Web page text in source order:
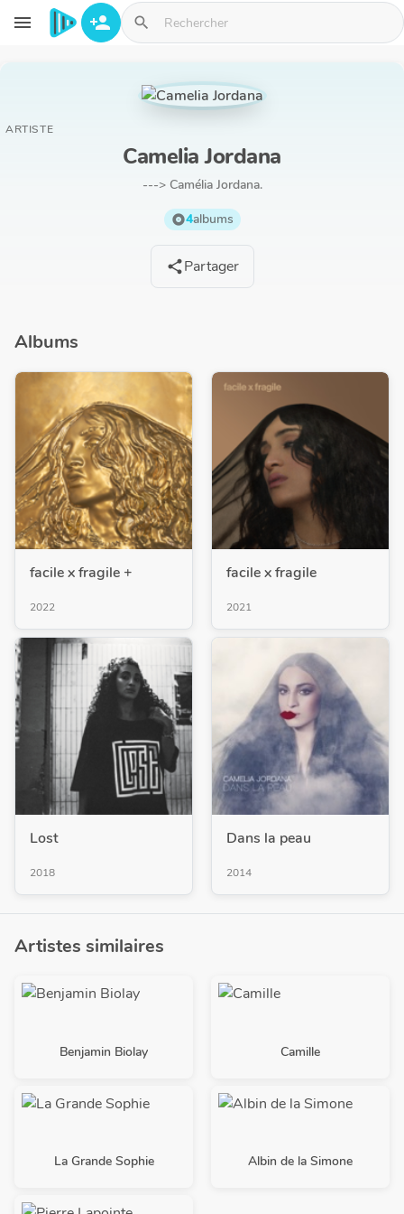
Aller au contenu principal
menu person_add search
ARTISTE
Camelia Jordana
---> Camélia Jordana.
album4albums
sharePartager
Albums
facile x fragile +
2022
facile x fragile
2021
Lost
2018
Dans la peau
2014
Artistes similaires
Benjamin Biolay Camille
La Grande Sophie Albin de la Simone